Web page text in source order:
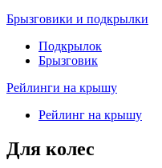
Брызговики и подкрылки
Подкрылок
Брызговик
Рейлинги на крышу
Рейлинг на крышу
Для колес